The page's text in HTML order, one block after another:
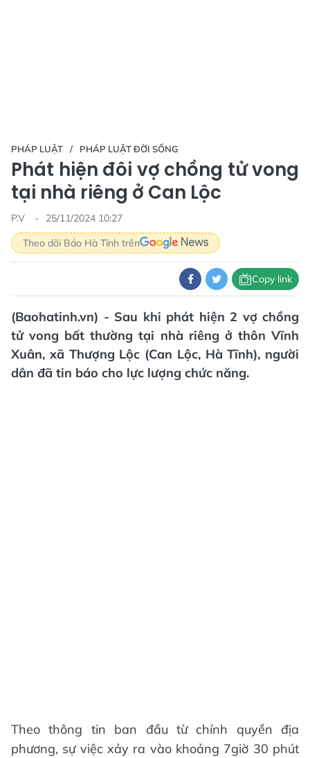
PHÁP LUẬT PHÁP LUẬT ĐỜI SỐNG
Phát hiện đôi vợ chồng tử vong
tại nhà riêng ở Can Lộc
P.V
25/11/2024 10:27
Theo dõi Báo Hà Tĩnh trên
Copy link
(Baohatinh.vn) - Sau khi phát hiện 2 vợ chồng
tử vong bất thường tại nhà riêng ở thôn Vĩnh
Xuân, xã Thượng Lộc (Can Lộc, Hà Tĩnh), người
dân đã tin báo cho lực lượng chức năng.
Theo thông tin ban đầu từ chính quyền địa
phương, sự việc xảy ra vào khoảng 7giờ 30 phút